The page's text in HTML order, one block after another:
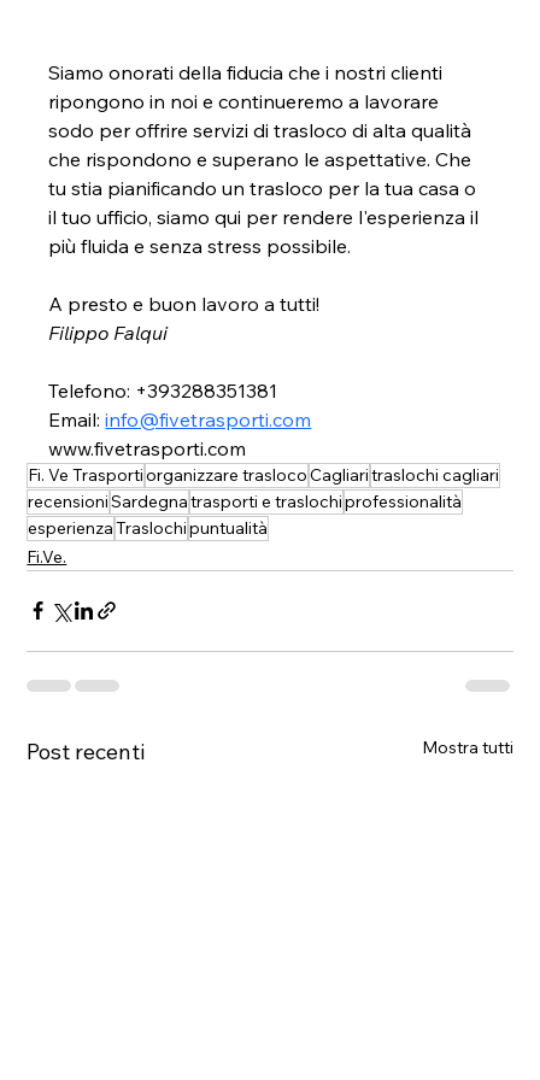
Siamo onorati della fiducia che i nostri clienti
ripongono in noi e continueremo a lavorare
sodo per offrire servizi di trasloco di alta qualità
che rispondono e superano le aspettative. Che
tu stia pianificando un trasloco per la tua casa o
il tuo ufficio, siamo qui per rendere l'esperienza il
più fluida e senza stress possibile.
A presto e buon lavoro a tutti!
Filippo Falqui
Telefono: +393288351381
Email: info@fivetrasporti.com
www.fivetrasporti.com
Fi. Ve Trasportiorganizzare traslocoCagliaritraslochi cagliari
recensioniSardegnatrasporti e traslochiprofessionalità
esperienzaTraslochipuntualità
Fi.Ve.
Post recenti Mostra tutti